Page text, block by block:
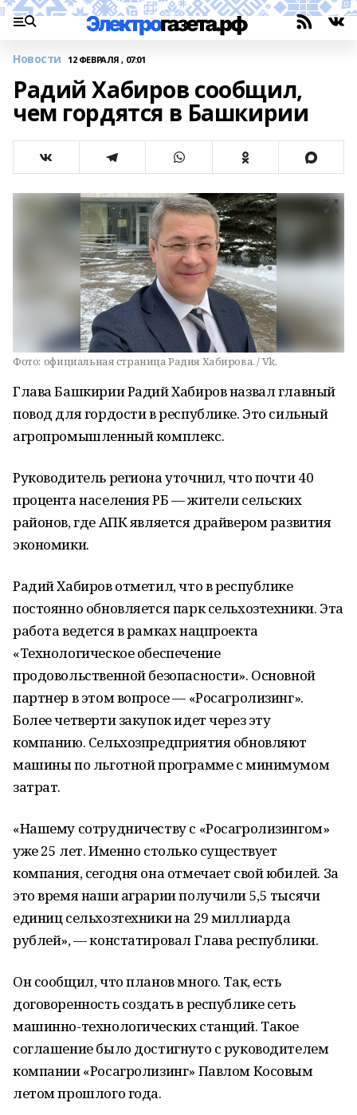
Новости 12 ФЕВРАЛЯ , 07:01
Радий Хабиров сообщил,
чем гордятся в Башкирии
Фото: официальная страница Радия Хабирова. / Vk.
Глава Башкирии Радий Хабиров назвал главный
повод для гордости в республике. Это сильный
агропромышленный комплекс.
Руководитель региона уточнил, что почти 40
процента населения РБ — жители сельских
районов, где АПК является драйвером развития
экономики.
Радий Хабиров отметил, что в республике
постоянно обновляется парк сельхозтехники. Эта
работа ведется в рамках нацпроекта
«Технологическое обеспечение
продовольственной безопасности». Основной
партнер в этом вопросе — «Росагролизинг».
Более четверти закупок идет через эту
компанию. Сельхозпредприятия обновляют
машины по льготной программе с минимумом
затрат.
«Нашему сотрудничеству с «Росагролизингом»
уже 25 лет. Именно столько существует
компания, сегодня она отмечает свой юбилей. За
это время наши аграрии получили 5,5 тысячи
единиц сельхозтехники на 29 миллиарда
рублей», — констатировал Глава республики.
Он сообщил, что планов много. Так, есть
договоренность создать в республике сеть
машинно-технологических станций. Такое
соглашение было достигнуто с руководителем
компании «Росагролизинг» Павлом Косовым
летом прошлого года.